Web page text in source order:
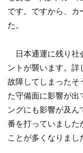
です。ですから、カ
た。
日本通運に残り社
ントが襲います。詳
故障してしまったそ
た守備面に影響が出
ングにも影響が及
番を打っていました
ことが多くなりまし